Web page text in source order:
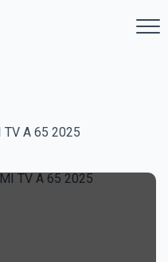
A 65 2025